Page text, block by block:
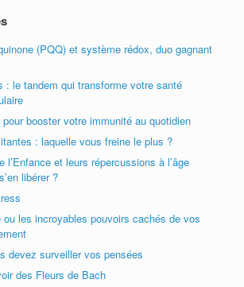
(PQQ) et système rédox, duo gagnant
: le tandem qui transforme votre santé
booster votre immunité au quotidien
: laquelle vous freine le plus ?
l’Enfance et leurs répercussions à l’âge
libérer ?
les incroyables pouvoirs cachés de vos
devez surveiller vos pensées
des Fleurs de Bach